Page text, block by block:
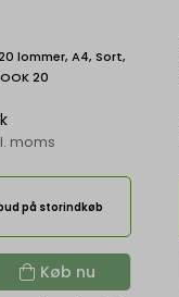
lommer, A4, Sort,
20
moms
på storindkøb
Køb nu